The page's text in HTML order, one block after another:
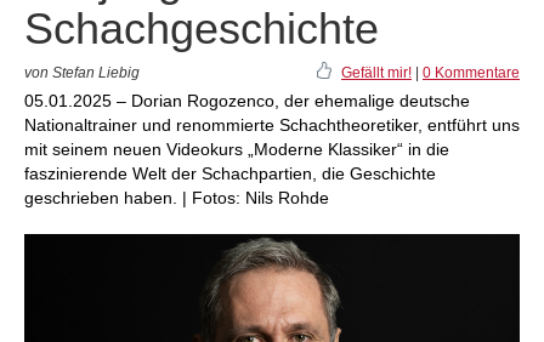
Schachgeschichte
von Stefan Liebig Gefällt mir! 0 Kommentare
05.01.2025 – Dorian Rogozenco, der ehemalige deutsche
Nationaltrainer und renommierte Schachtheoretiker, entführt uns
mit seinem neuen Videokurs „Moderne Klassiker“ in die
faszinierende Welt der Schachpartien, die Geschichte
geschrieben haben. | Fotos: Nils Rohde